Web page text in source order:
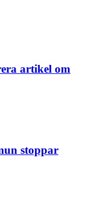
artikel om
stoppar